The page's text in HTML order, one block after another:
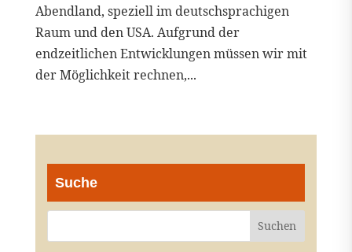
Abendland, speziell im deutschsprachigen
Raum und den USA. Aufgrund der
endzeitlichen Entwicklungen müssen wir mit
der Möglichkeit rechnen,...
Suche